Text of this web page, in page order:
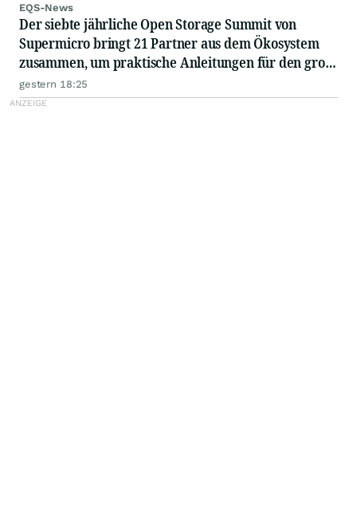
EQS-News
Der siebte jährliche Open Storage Summit von
Supermicro bringt 21 Partner aus dem Ökosystem
zusammen, um praktische Anleitungen für den groß
angelegten Einsatz von KI in Unternehmen
auszutauschen
gestern 18:25